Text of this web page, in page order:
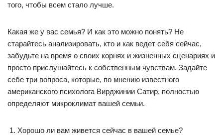
того, чтобы всем стало лучше.
Какая же у вас семья? И как это можно понять? Не
старайтесь анализировать, кто и как ведет себя сейчас,
забудьте на время о своих корнях и жизненных сценариях и
просто прислушайтесь к собственным чувствам. Задайте
себе три вопроса, которые, по мнению известного
американского психолога Вирджинии Сатир, полностью
определяют микроклимат вашей семьи.
Хорошо ли вам живется сейчас в вашей семье?